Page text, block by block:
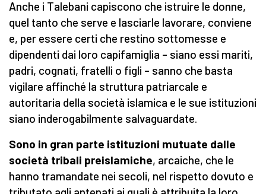
Anche i Talebani capiscono che istruire le donne,
quel tanto che serve e lasciarle lavorare, conviene
e, per essere certi che restino sottomesse e
dipendenti dai loro capifamiglia – siano essi mariti,
padri, cognati, fratelli o figli – sanno che basta
vigilare affinché la struttura patriarcale e
autoritaria della società islamica e le sue istituzioni
siano inderogabilmente salvaguardate.
Sono in gran parte istituzioni mutuate dalle
società tribali preislamiche, arcaiche, che le
hanno tramandate nei secoli, nel rispetto dovuto e